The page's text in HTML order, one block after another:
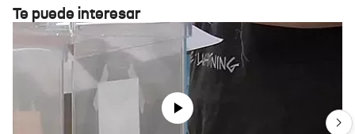
Te puede interesar